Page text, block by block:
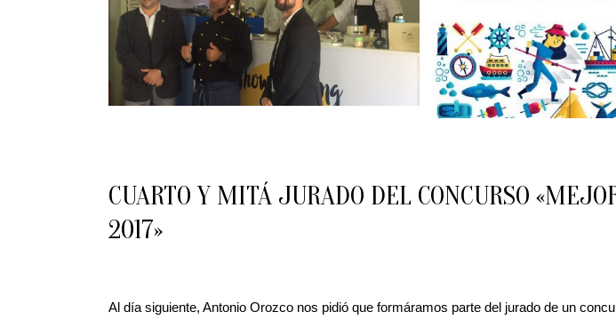
CUARTO Y MITÁ JURADO DEL CONCURSO
2017»
Al día siguiente, Antonio Orozco nos pidió que formáramos parte del jurado de un